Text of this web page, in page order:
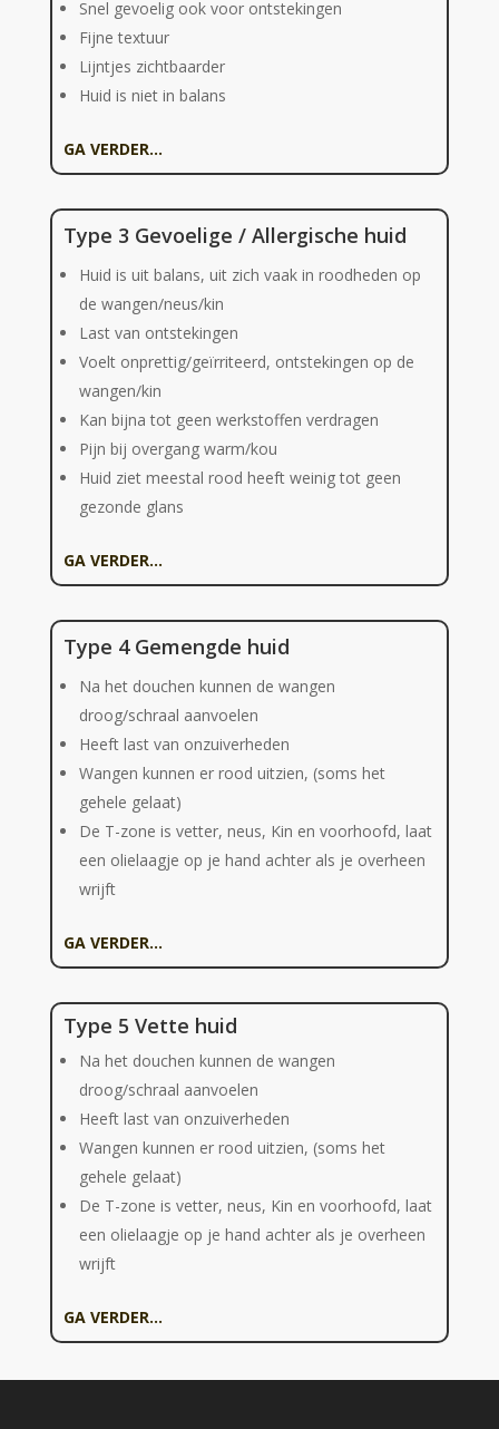
Snel gevoelig ook voor ontstekingen
Fijne textuur
Lijntjes zichtbaarder
Huid is niet in balans
GA VERDER…
Type 3 Gevoelige / Allergische huid
Huid is uit balans, uit zich vaak in roodheden op
de wangen/neus/kin
Last van ontstekingen
Voelt onprettig/geïrriteerd, ontstekingen op de
wangen/kin
Kan bijna tot geen werkstoffen verdragen
Pijn bij overgang warm/kou
Huid ziet meestal rood heeft weinig tot geen
gezonde glans
GA VERDER…
Type 4 Gemengde huid
Na het douchen kunnen de wangen
droog/schraal aanvoelen
Heeft last van onzuiverheden
Wangen kunnen er rood uitzien, (soms het
gehele gelaat)
De T-zone is vetter, neus, Kin en voorhoofd, laat
een olielaagje op je hand achter als je overheen
wrijft
GA VERDER…
Type 5 Vette huid
Na het douchen kunnen de wangen
droog/schraal aanvoelen
Heeft last van onzuiverheden
Wangen kunnen er rood uitzien, (soms het
gehele gelaat)
De T-zone is vetter, neus, Kin en voorhoofd, laat
een olielaagje op je hand achter als je overheen
wrijft
GA VERDER…